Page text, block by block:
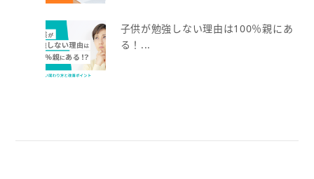
子供が勉強しない理由は100％親にあ
る！...